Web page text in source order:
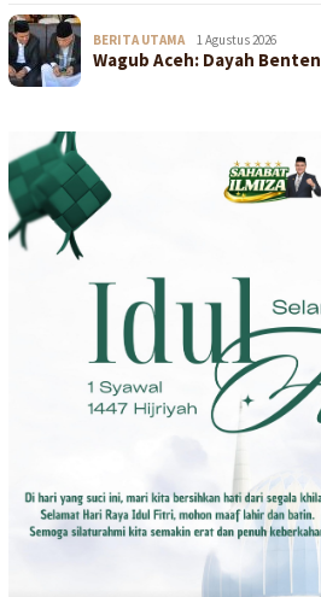
BERITA UTAMA 1 Agustus 2026
Wagub Aceh: Dayah